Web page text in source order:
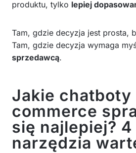
produktu, tylko lepiej
Tam, gdzie decyzja jest prosta,
Tam, gdzie decyzja wymaga
sprzedawcą.
Jakie chatboty
commerce
się najlepiej? 4
narzędzia